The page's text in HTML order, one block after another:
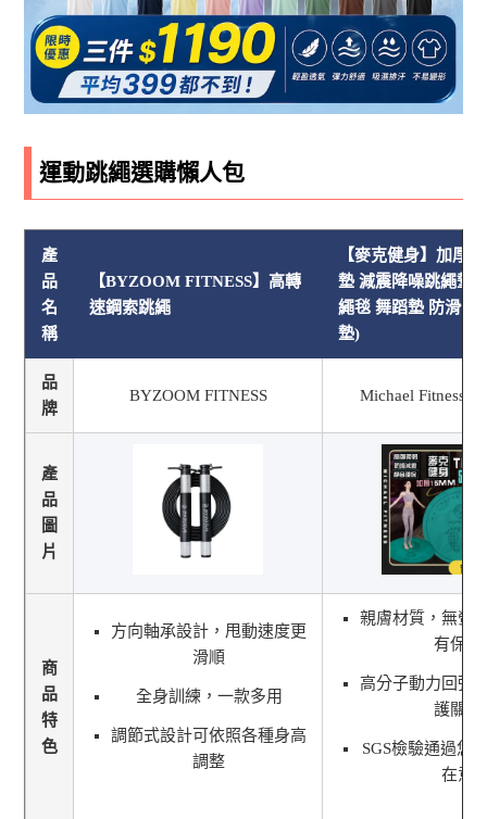
運動跳繩選購懶人包
產
品
名
稱
【BYZOOM FITNESS】高轉
速鋼索跳繩
【麥克健身】加厚
墊 減震降噪跳繩墊(
繩毯 舞蹈墊 防滑健
墊)
品
牌
BYZOOM FITNESS Michael Fitness
產
品
圖
片
商
品
特
色
方向軸承設計，甩動速度更
滑順
全身訓練，一款多用
調節式設計可依照各種身高
調整
親膚材質，無螢
有保障
高分子動力回彈
護關節
SGS檢驗通過您
在意